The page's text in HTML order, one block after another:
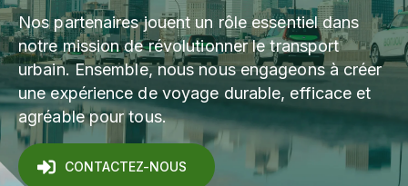
Nos partenaires jouent un rôle essentiel dans
notre mission de révolutionner le transport
urbain. Ensemble, nous nous engageons à créer
une expérience de voyage durable, efficace et
agréable pour tous.
CONTACTEZ-NOUS